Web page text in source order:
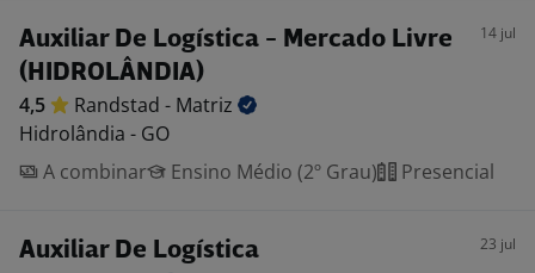
Auxiliar De Logística - Mercado Livre
(HIDROLÂNDIA)
14 jul
4,5 Randstad - Matriz
Hidrolândia - GO
A combinar
Ensino Médio (2º Grau) Presencial
Auxiliar De Logística 23 jul